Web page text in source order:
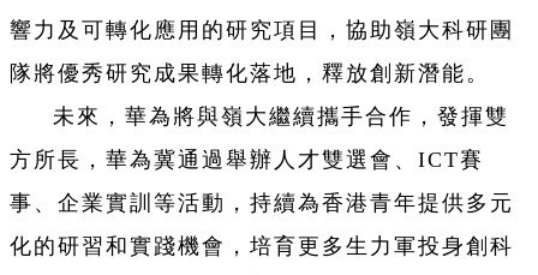
響力及可轉化應用的研究項目，協助嶺大科研團
隊將優秀研究成果轉化落地，釋放創新潛能。
未來，華為將與嶺大繼續攜手合作，發揮雙
方所長，華為冀通過舉辦人才雙選會、ICT賽
事、企業實訓等活動，持續為香港青年提供多元
化的研習和實踐機會，培育更多生力軍投身創科